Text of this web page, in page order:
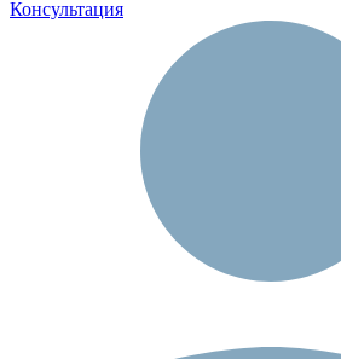
Консультация